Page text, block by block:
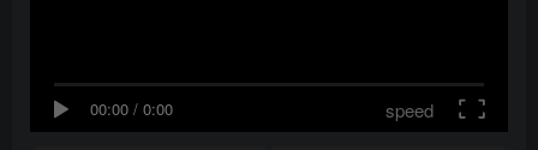
00:00 / 0:00 speed